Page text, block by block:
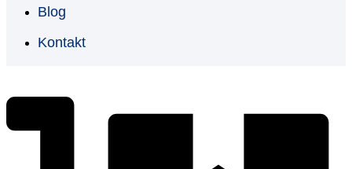
Blog
Kontakt